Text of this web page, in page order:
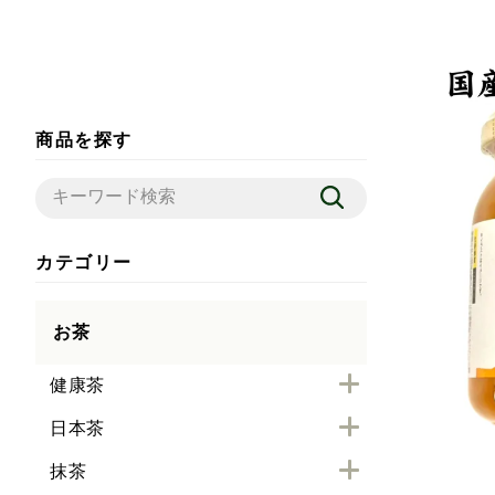
商品を探す
カテゴリー
お茶
健康茶
日本茶
抹茶